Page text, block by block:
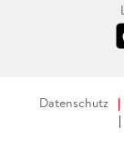
Datenschutz